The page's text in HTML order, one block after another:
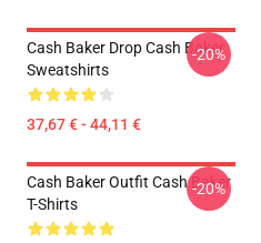
Cash Baker Drop Cash Baker
Sweatshirts
37,67 € - 44,11 €
-20%
Cash Baker Outfit Cash Baker
T-Shirts
-20%